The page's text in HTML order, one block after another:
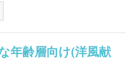
年齢層向け(洋風献